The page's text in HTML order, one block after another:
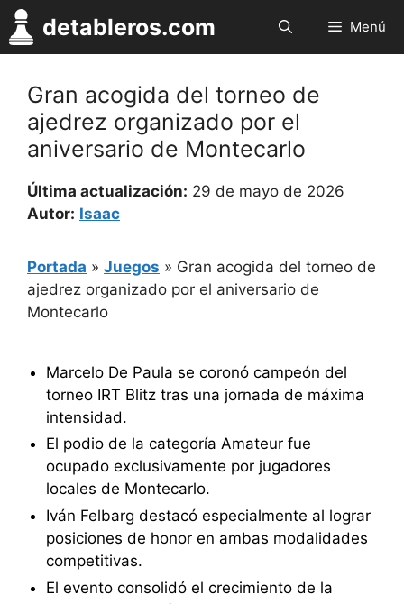
Saltar
al
contenido
detableros.com Menú
Gran acogida del torneo de
ajedrez organizado por el
aniversario de Montecarlo
Última actualización: 29 de mayo de 2026
Autor: Isaac
Portada » Juegos » Gran acogida del torneo de
ajedrez organizado por el aniversario de
Montecarlo
Marcelo De Paula se coronó campeón del
torneo IRT Blitz tras una jornada de máxima
intensidad.
El podio de la categoría Amateur fue
ocupado exclusivamente por jugadores
locales de Montecarlo.
Iván Felbarg destacó especialmente al lograr
posiciones de honor en ambas modalidades
competitivas.
El evento consolidó el crecimiento de la